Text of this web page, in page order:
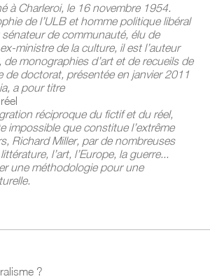
à Charleroi, le 16 novembre 1954.
de l’ULB et homme politique libéral
de communauté, élu de
ministre de la culture, il est l’auteur
de monographies d’art et de recueils de
de doctorat, présentée en janvier 2011
a pour titre
réciproque du fictif et du réel,
impossible que constitue l’extrême
Richard Miller, par de nombreuses
l’art, l’Europe, la guerre...
une méthodologie pour une
?